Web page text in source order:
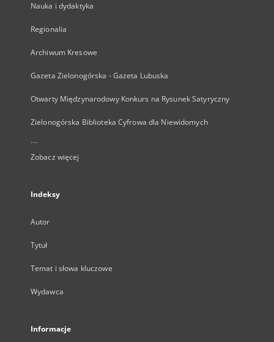
Nauka i dydaktyka
Regionalia
Archiwum Kresowe
Gazeta Zielonogórska - Gazeta Lubuska
Otwarty Międzynarodowy Konkurs na Rysunek Satyryczny
Zielonogórska Biblioteka Cyfrowa dla Niewidomych
...
Zobacz więcej
Indeksy
Autor
Tytuł
Temat i słowa kluczowe
Wydawca
Informacje